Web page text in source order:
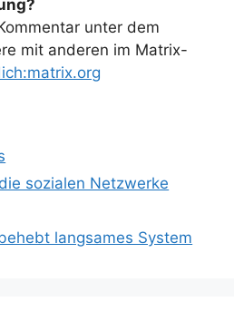
unter dem
mit anderen im Matrix-
sozialen Netzwerke
langsames System